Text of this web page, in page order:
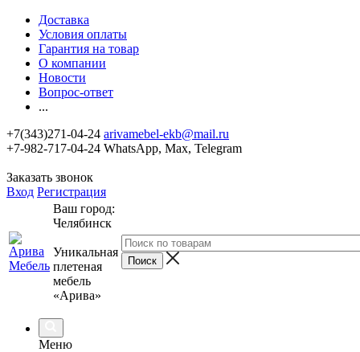
Доставка
Условия оплаты
Гарантия на товар
О компании
Новости
Вопрос-ответ
...
+7(343)271-04-24 arivamebel-ekb@mail.ru
+7-982-717-04-24 WhatsApp, Max, Telegram
Заказать звонок
Вход Регистрация
Ваш город:
Челябинск
Уникальная
плетеная
мебель
«Арива»
Меню